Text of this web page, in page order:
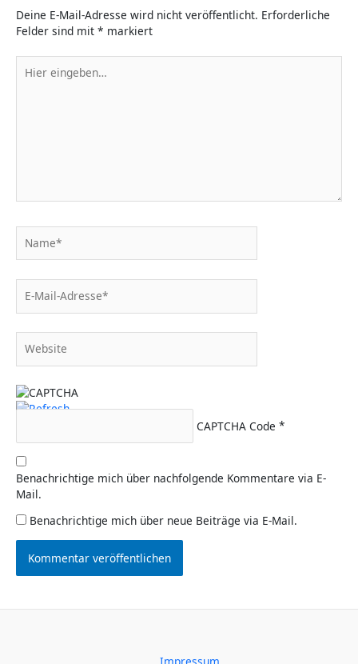
Deine E-Mail-Adresse wird nicht veröffentlicht. Erforderliche
Felder sind mit * markiert
eingeben…
Mail-
Adresse*
CAPTCHA Code *
Benachrichtige mich über nachfolgende Kommentare via E-
Mail.
Benachrichtige mich über neue Beiträge via E-Mail.